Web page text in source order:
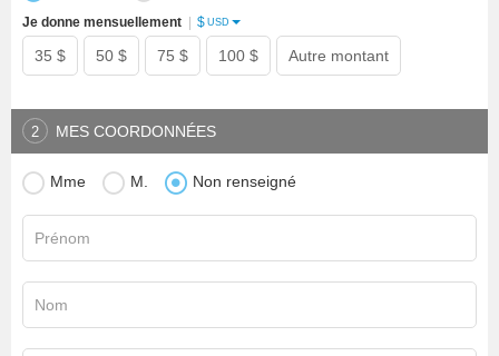
35 $ 50 $ 75 $ 100 $ Autre montant
Je donne mensuellement $ USD
2 MES COORDONNÉES
Mme M. Non renseigné
Prénom
Nom